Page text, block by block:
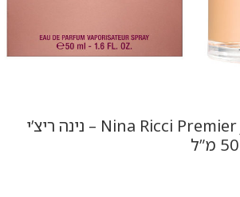
Nina Ricci Premier Jour e.d.p 50 ml – נינה ריצ’י